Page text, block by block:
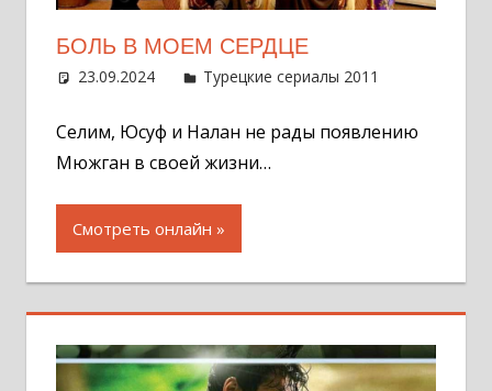
БОЛЬ В МОЕМ СЕРДЦЕ
23.09.2024 Администратор
Турецкие сериалы 2011
Селим, Юсуф и Налан не рады появлению
Мюжган в своей жизни…
Смотреть онлайн